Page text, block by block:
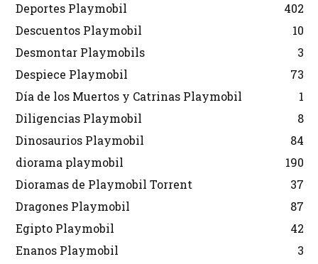
Deportes Playmobil
402
Descuentos Playmobil
10
Desmontar Playmobils
3
Despiece Playmobil
73
Día de los Muertos y Catrinas Playmobil
1
Diligencias Playmobil
8
Dinosaurios Playmobil
84
diorama playmobil
190
Dioramas de Playmobil Torrent
37
Dragones Playmobil
87
Egipto Playmobil
42
Enanos Playmobil
3